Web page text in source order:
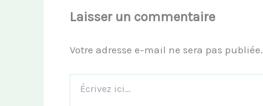
Laisser un commentaire
Votre adresse e-mail ne sera pas publiée.
ici…